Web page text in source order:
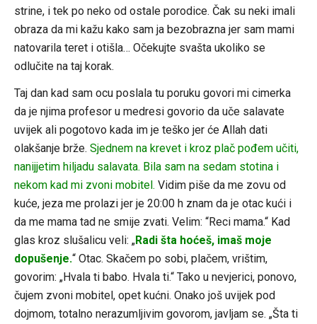
strine, i tek po neko od ostale porodice. Čak su neki imali
obraza da mi kažu kako sam ja bezobrazna jer sam mami
natovarila teret i otišla… Očekujte svašta ukoliko se
odlučite na taj korak.
Taj dan kad sam ocu poslala tu poruku govori mi cimerka
da je njima profesor u medresi govorio da uče salavate
uvijek ali pogotovo kada im je teško jer će Allah dati
olakšanje brže. Sjednem na krevet i kroz plač pođem učiti,
nanijjetim hiljadu salavata. Bila sam na sedam stotina i
nekom kad mi zvoni mobitel. Vidim piše da me zovu od
kuće, jeza me prolazi jer je 20:00 h znam da je otac kući i
da me mama tad ne smije zvati. Velim: “Reci mama.“ Kad
glas kroz slušalicu veli: „Radi šta hoćeš, imaš moje
dopušenje.“ Otac. Skačem po sobi, plačem, vrištim,
govorim: „Hvala ti babo. Hvala ti.“ Tako u nevjerici, ponovo,
čujem zvoni mobitel, opet kućni. Onako još uvijek pod
dojmom, totalno nerazumljivim govorom, javljam se. „Šta ti